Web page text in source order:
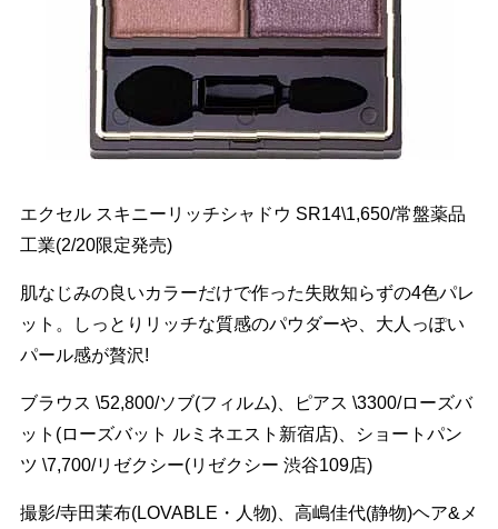
エクセル スキニーリッチシャドウ SR14\1,650/常盤薬品
工業(2/20限定発売)
肌なじみの良いカラーだけで作った失敗知らずの4色パレ
ット。しっとりリッチな質感のパウダーや、大人っぽい
パール感が贅沢!
ブラウス \52,800/ソブ(フィルム)、ピアス \3300/ローズバ
ット(ローズバット ルミネエスト新宿店)、ショートパン
ツ \7,700/リゼクシー(リゼクシー 渋谷109店)
撮影/寺田茉布(LOVABLE・人物)、高嶋佳代(静物)ヘア&メ